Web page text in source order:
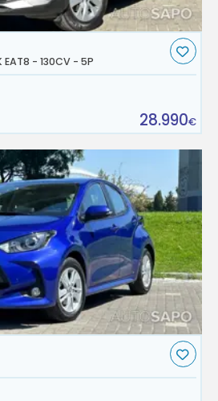
EAT8 - 130CV - 5P
28.990€